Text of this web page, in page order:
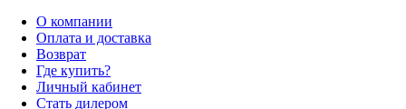
О компании
Оплата и доставка
Возврат
Где купить?
Личный кабинет
Стать дилером